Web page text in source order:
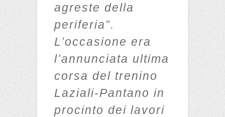
agreste della
periferia”.
L’occasione era
l’annunciata ultima
corsa del trenino
Laziali-Pantano in
procinto dei lavori